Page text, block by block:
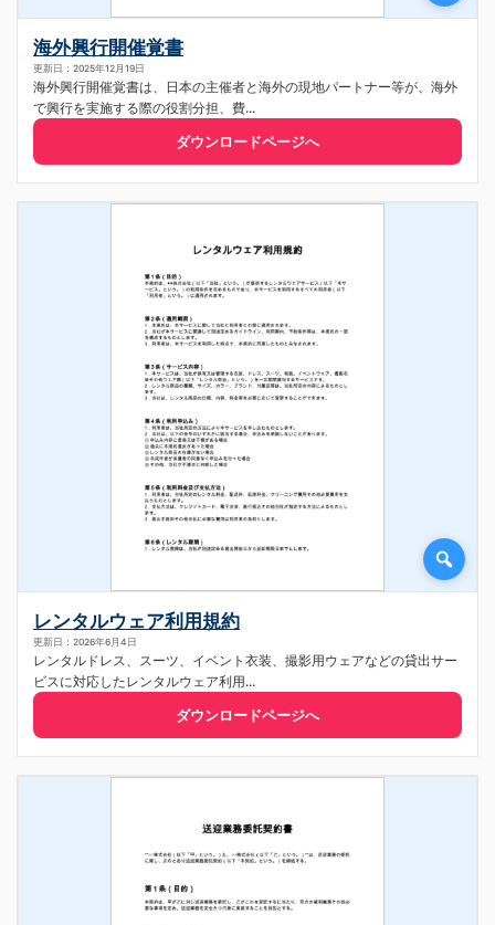
海外興行開催覚書
更新日：2025年12月19日
海外興行開催覚書は、日本の主催者と海外の現地パートナー等が、海外
で興行を実施する際の役割分担、費...
ダウンロードページへ
レンタルウェア利用規約
更新日：2026年6月4日
レンタルドレス、スーツ、イベント衣装、撮影用ウェアなどの貸出サー
ビスに対応したレンタルウェア利用...
ダウンロードページへ